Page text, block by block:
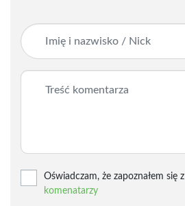
Oświadczam, że zapoznałem się z
komenatarzy